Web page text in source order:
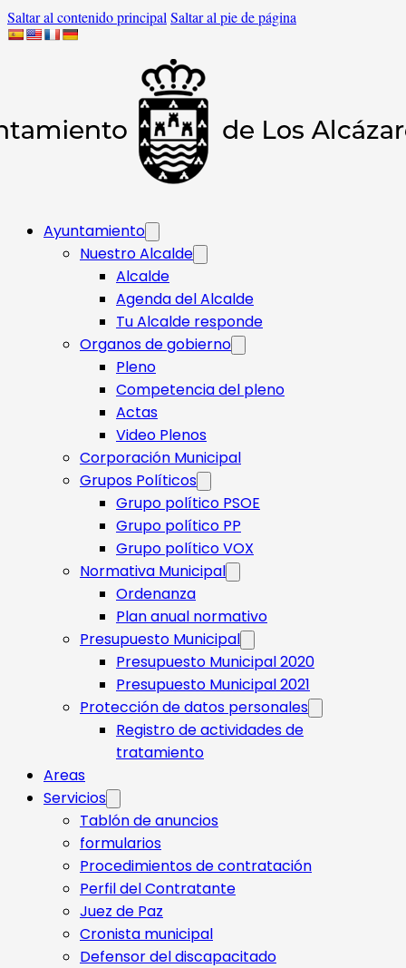
Saltar al contenido principal Saltar al pie de página
Ayuntamiento
Nuestro Alcalde
Alcalde
Agenda del Alcalde
Tu Alcalde responde​
Organos de gobierno
Pleno
Competencia del pleno
Actas
Video Plenos
Corporación Municipal
Grupos Políticos
Grupo político PSOE
Grupo político PP
Grupo político VOX
Normativa Municipal
Ordenanza
Plan anual normativo
Presupuesto Municipal
Presupuesto Municipal 2020
Presupuesto Municipal 2021
Protección de datos personales
Registro de actividades de
tratamiento
Areas
Servicios
Tablón de anuncios
formularios
Procedimientos de contratación
Perfil del Contratante
Juez de Paz
Cronista municipal
Defensor del discapacitado